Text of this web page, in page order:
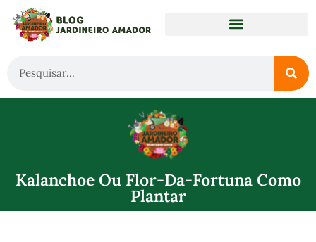
Kalanchoe Ou Flor-Da-Fortuna Como
Plantar